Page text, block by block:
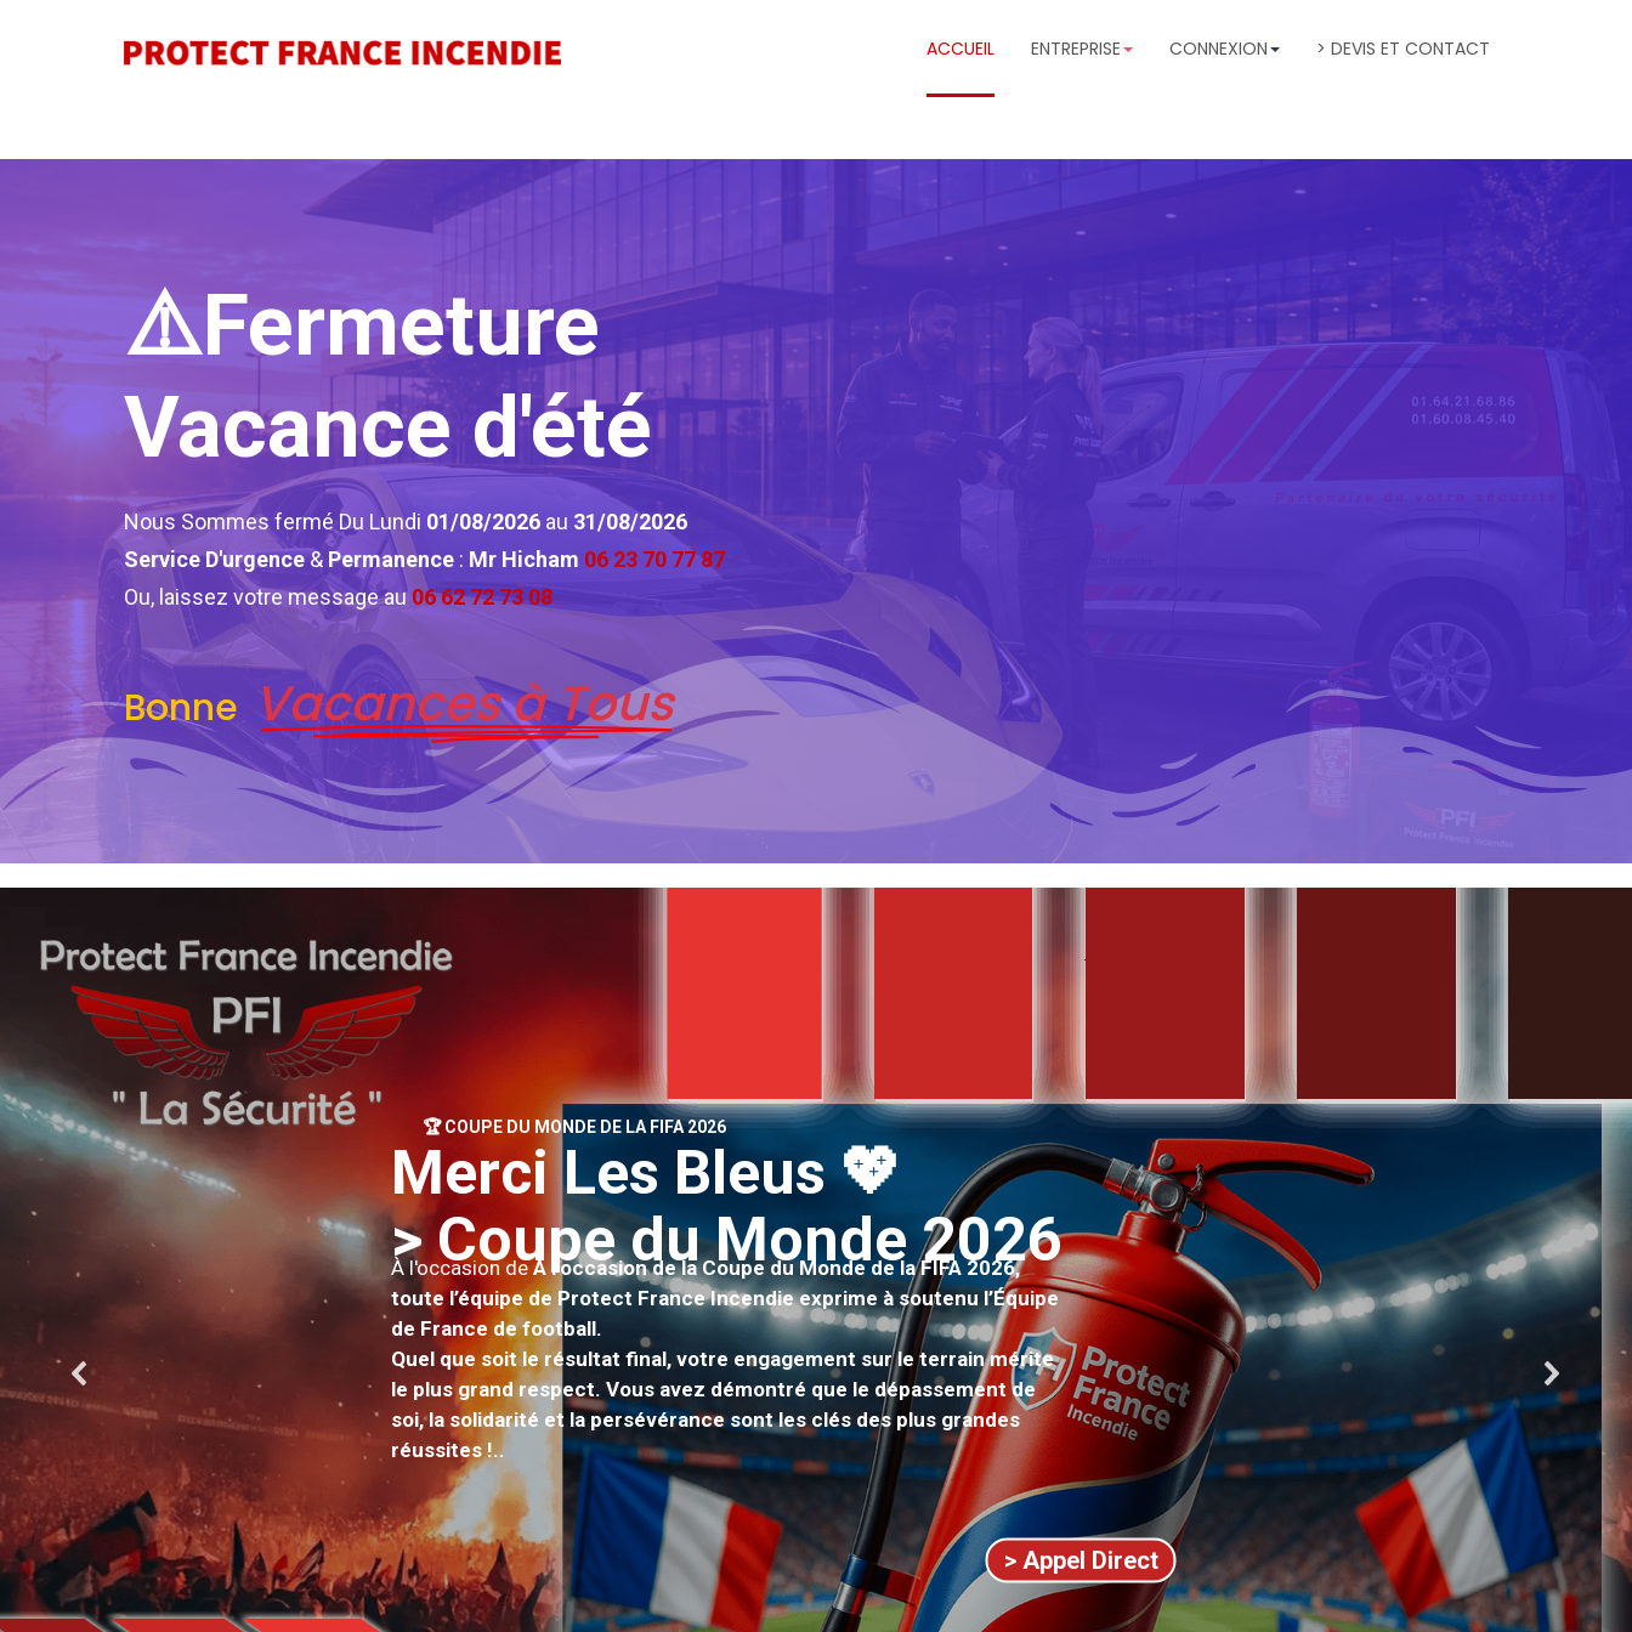
ACCUEIL ENTREPRISE CONNEXION > DEVIS ET CONTACT
⚠️Fermeture
Vacance d'été
Nous Sommes fermé Du Lundi 01/08/2026 au 31/08/2026
Service D'urgence& Permanence : Mr Hicham 06 23 70 77 87
Ou, laissez votre message au06 62 72 73 08
Bonne Vacances à Tous
> Appel Direct
À l'occasion deÀ l’occasion de la Coupe du Monde de la FIFA 2026,
toute l’équipe de Protect France Incendie exprime à soutenu l’Équipe
de France de football.
Quel que soit le résultat final, votre engagement sur le terrain mérite
le plus grand respect. Vous avez démontré que le dépassement de
soi, la solidarité et la persévérance sont les clés des plus grandes
réussites !..
Merci Les Bleus 💖
> Coupe du Monde 2026
🏆 COUPE DU MONDE DE LA FIFA 2026